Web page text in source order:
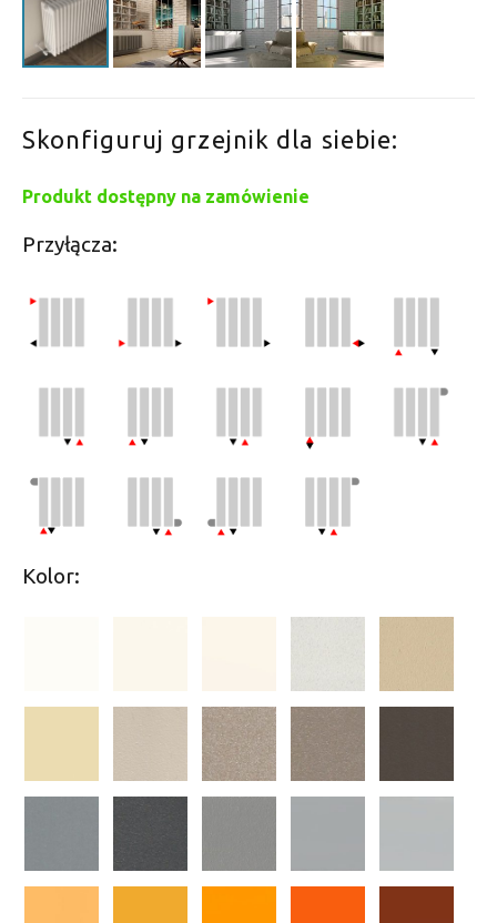
Skonfiguruj grzejnik dla siebie:
Produkt dostępny na zamówienie
Przyłącza:
Kolor: